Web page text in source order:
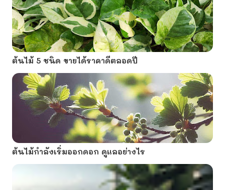
ต้นไม้ 5 ชนิด ขายได้ราคาดีตลอดปี
ต้นไม้กำลังเริ่มออกดอก ดูแลอย่างไร